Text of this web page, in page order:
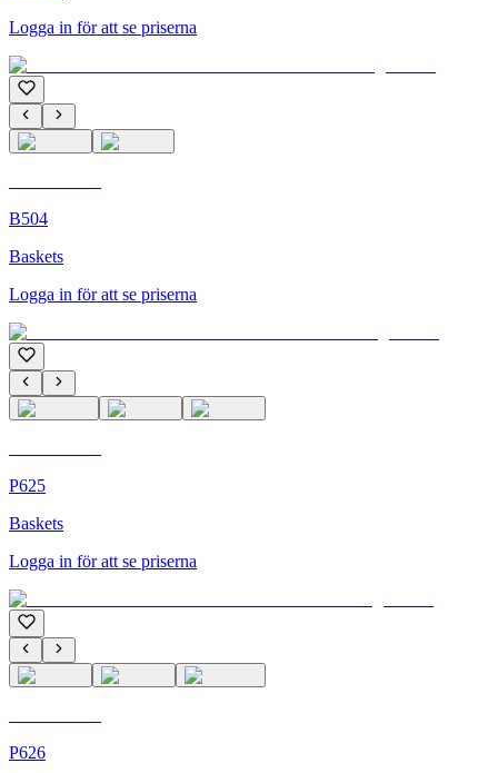
Logga in för att se priserna
B504
Baskets
Logga in för att se priserna
P625
Baskets
Logga in för att se priserna
P626